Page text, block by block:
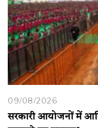
09/08/2026
सरकारी आयोजनों में